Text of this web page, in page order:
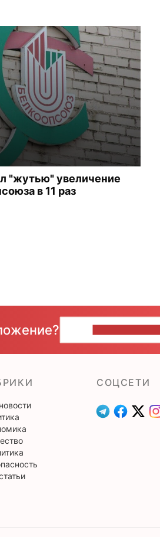
"жутью" увеличение
в 11 раз
CОЦСЕТИ